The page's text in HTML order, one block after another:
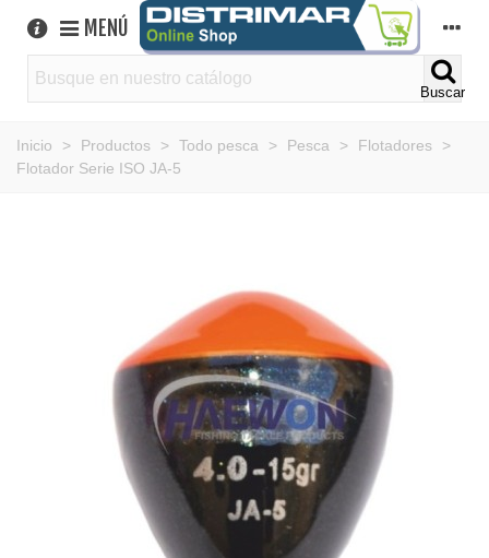
MENÚ
Buscar
Inicio > Productos > Todo pesca > Pesca > Flotadores
>
Flotador Serie ISO JA-5